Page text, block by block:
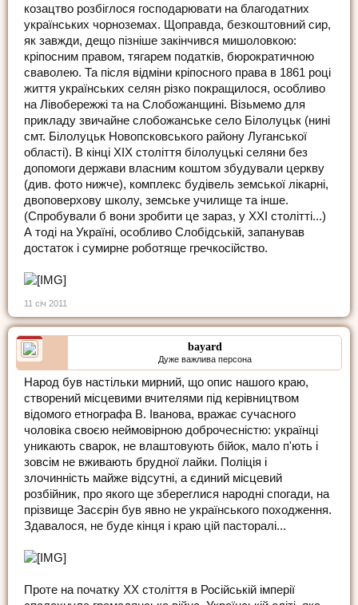
козацтво розбіглося господарювати на благодатних
українських чорноземах. Щоправда, безкоштовний сир,
як завжди, дещо пізніше закінчився мишоловкою:
кріпосним правом, тягарем податків, бюрократичною
сваволею. Та після відміни кріпосного права в 1861 році
життя українських селян різко покращилося, особливо
на Лівобережжі та на Слобожанщині. Візьмемо для
прикладу звичайне слобожанське село Білолуцьк (нині
смт. Білолуцьк Новопсковського району Луганської
області). В кінці ХІХ століття білолуцькі селяни без
допомоги держави власним коштом збудували церкву
(див. фото нижче), комплекс будівель земської лікарні,
двоповерхову школу, земське училище та інше.
(Спробували б вони зробити це зараз, у ХХІ столітті...)
А тоді на Україні, особливо Слобідській, запанував
достаток і сумирне роботяще гречкосійство.
11 січ 2011
bayard
Дуже важлива персона
Народ був настільки мирний, що опис нашого краю,
створений місцевими вчителями під керівництвом
відомого етнографа В. Іванова, вражає сучасного
чоловіка своєю неймовірною доброчесністю: українці
уникають сварок, не влаштовують бійок, мало п'ють і
зовсім не вживають брудної лайки. Поліція і
злочинність майже відсутні, а єдиний місцевий
розбійник, про якого ще збереглися народні спогади, на
прізвище Засєрін був явно не українського походження.
Здавалося, не буде кінця і краю цій пасторалі...
Проте на початку ХХ століття в Російській імперії